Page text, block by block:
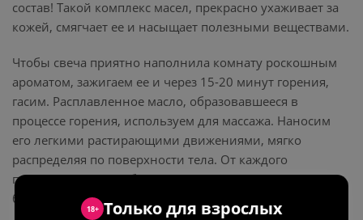
состав! Такой комплекс масел, прекрасно ухаживает за
кожей, смягчает ее и насыщает полезными веществами.
Чтобы свеча приятно наполнила комнату роскошным
ароматом, зажигаем ее и через 15-20 минут горения,
гасим. Расплавленное масло, образовавшееся в
процессе горения, используем для массажа. Наносим
его легкими растирающими движениями, мягко
распределяя по поверхности тела. От каждого
прикосновения вы будете получать сладостное
блаженство.
18+ Только для взрослых